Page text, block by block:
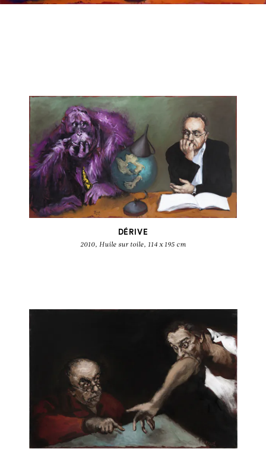
GÉRARD GAROUSTE
Walpurgisnachtstraum
DÉRIVE
2010, Huile sur toile, 114 x 195 cm